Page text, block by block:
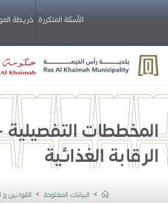
خريطة الأسئلة المتكررة
​​​​​​المخططات
الرقابة الغذائية
> البيانات المفتوحة > القوانين